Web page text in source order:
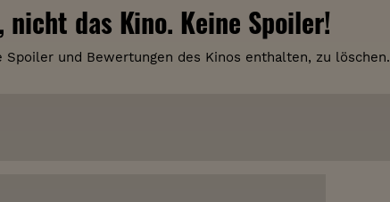
das Kino. Keine Spoiler!
und Bewertungen des Kinos enthalten, zu löschen.